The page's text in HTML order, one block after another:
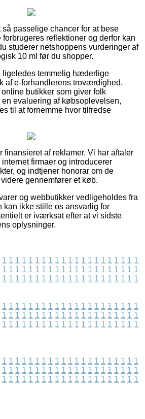
passelige chancer for at bese
reflektioner og derfor kan
studerer netshoppens vurderinger af
10 ml før du shopper.
ligeledes temmelig hæderlige
af e-forhandlerens troværdighed.
butikker som giver folk
evaluering af købsoplevelsen,
til at fornemme hvor tilfredse
finansieret af reklamer. Vi har aftaler
firmaer og introducerer
og indtjener honorar om de
gennemfører et køb.
og webbutikker vedligeholdes fra
kan ikke stille os ansvarlig for
er iværksat efter at vi sidste
oplysninger.
1 1 1 1 1 1 1 1 1 1 1 1 1 1 1 1 1 1 1 1 1
1 1 1 1 1 1 1 1 1 1 1 1 1 1 1 1 1 1 1 1 1
1 1 1 1 1 1 1 1 1 1 1 1 1 1 1 1 1 1 1 1 1
1 1 1 1 1 1 1 1 1 1 1 1 1 1 1 1 1 1 1 1 1
1 1 1 1 1 1 1 1 1 1 1 1 1 1 1 1 1 1 1 1 1
1 1 1 1 1 1 1 1 1 1 1 1 1 1 1 1 1 1 1 1 1
1 1 1 1 1 1 1 1 1 1 1 1 1 1 1 1 1 1 1 1 1
1 1 1 1 1 1 1 1 1 1 1 1 1 1 1 1 1 1 1 1 1
1 1 1 1 1 1 1 1 1 1 1 1 1 1 1 1 1 1 1 1 1